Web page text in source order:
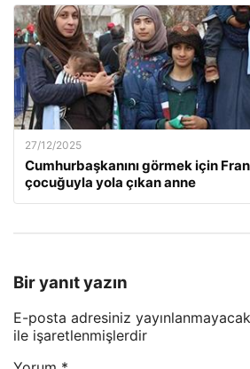
27/12/2025
Cumhurbaşkanını görmek için
çocuğuyla yola çıkan anne
Bir yanıt yazın
E-posta adresiniz
ile işaretlenmişlerdir